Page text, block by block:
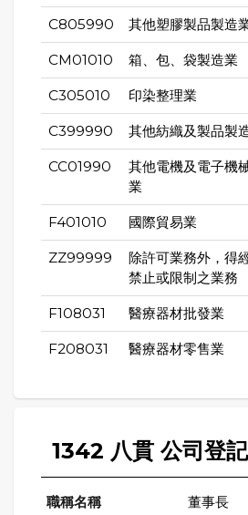
C805990 其他塑膠製品製造
CM01010 箱、包、袋製造業
C305010 印染整理業
C399990 其他紡織及製品製
CC01990
其他電機及電子機
業
F401010 國際貿易業
ZZ99999
除許可業務外，得
禁止或限制之業務
F108031 醫療器材批發業
F208031 醫療器材零售業
1342 八貫 公司登
董事長